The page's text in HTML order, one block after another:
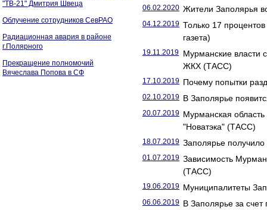
"ТВ-21" Дмитрия Швеца
Облучение сотрудников СевРАО
Радиационная авария в районе
г.Полярного
Прекращение полномочий
Вячеслава Попова в СФ
06.02.2020 Жители Заполярья
04.12.2019 Только 17
газета)
19.11.2019 Мурманские власти
ЖКХ (ТАСС)
17.10.2019 Почему попытки
02.10.2019 В Заполярье
20.07.2019 Мурманская область
"Новатэка" (ТАСС)
18.07.2019 Заполярье
01.07.2019 Зависимость
(ТАСС)
19.06.2019 Муниципалитеты
06.06.2019 В Заполярье за